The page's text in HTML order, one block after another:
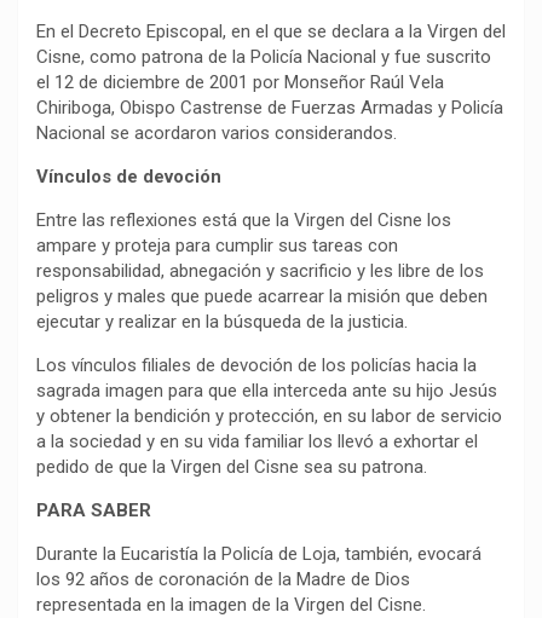
En el Decreto Episcopal, en el que se declara a la Virgen del
Cisne, como patrona de la Policía Nacional y fue suscrito
el 12 de diciembre de 2001 por Monseñor Raúl Vela
Chiriboga, Obispo Castrense de Fuerzas Armadas y Policía
Nacional se acordaron varios considerandos.
Vínculos de devoción
Entre las reflexiones está que la Virgen del Cisne los
ampare y proteja para cumplir sus tareas con
responsabilidad, abnegación y sacrificio y les libre de los
peligros y males que puede acarrear la misión que deben
ejecutar y realizar en la búsqueda de la justicia.
Los vínculos filiales de devoción de los policías hacia la
sagrada imagen para que ella interceda ante su hijo Jesús
y obtener la bendición y protección, en su labor de servicio
a la sociedad y en su vida familiar los llevó a exhortar el
pedido de que la Virgen del Cisne sea su patrona.
PARA SABER
Durante la Eucaristía la Policía de Loja, también, evocará
los 92 años de coronación de la Madre de Dios
representada en la imagen de la Virgen del Cisne.